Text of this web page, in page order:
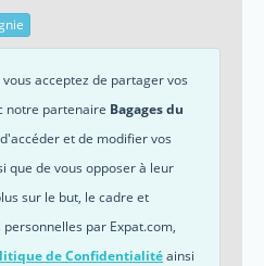
acceptez de partager vos
notre partenaire Bagages du
et de modifier vos
que de vous opposer à leur
sur le but, le cadre et
par Expat.com,
de Confidentialitéainsi